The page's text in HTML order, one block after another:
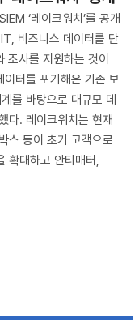
‘레이크워치’를 공개
비즈니스 데이터를 단
조사를 지원하는 것이
터를 포기해온 기존 보
를 바탕으로 대규모 데
다. 레이크워치는 현재
스 등이 초기 고객으로
확대하고 안티매터,